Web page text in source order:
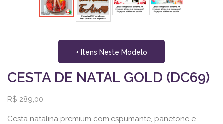
+ Itens Neste Modelo
CESTA DE NATAL GOLD (DC69)
R$ 289,00
Cesta natalina premium com espumante, panetone e